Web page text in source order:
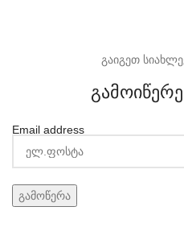
გაიგეთ
Email address